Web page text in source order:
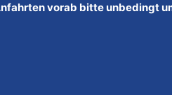
vorab bitte unbedingt